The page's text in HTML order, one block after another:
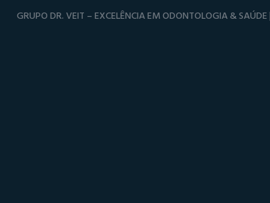
GRUPO DR. VEIT – EXCELÊNCIA EM ODONTOLOGIA & SAÚDE